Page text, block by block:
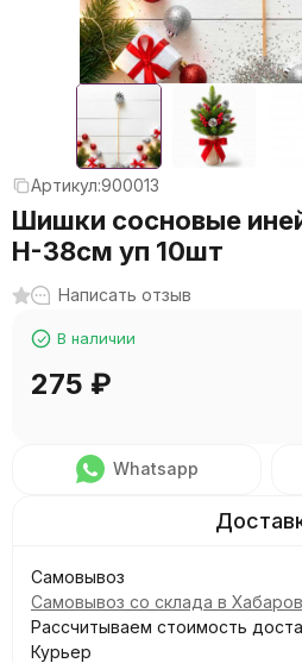
Артикул:900013
Шишки сосновые
Н-38см уп 10шт
Написать отзыв
В наличии
275 ₽
Whatsapp
Самовывоз
Самовывоз со склада в
Рассчитываем стоимость
Курьер